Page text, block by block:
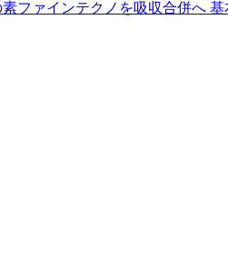
ファインテクノを吸収合併へ